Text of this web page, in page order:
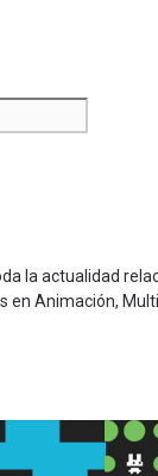
la actualidad
en Animación,